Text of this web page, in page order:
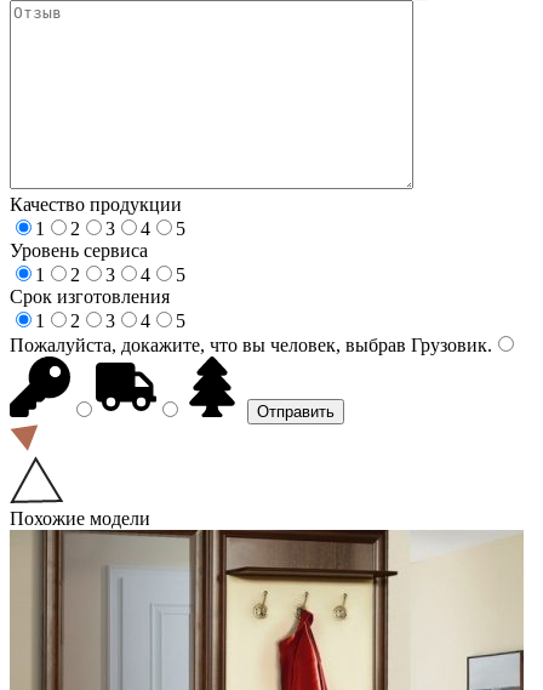
Качество продукции
1
2 3 4
5
Уровень сервиса
1
2 3 4
5
Срок изготовления
1
2 3 4
5
Пожалуйста, докажите, что вы человек, выбрав Грузовик.
Похожие модели